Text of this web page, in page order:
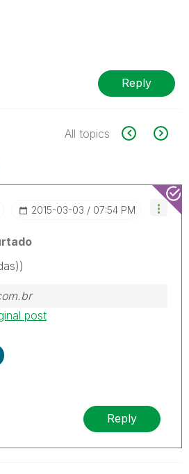
Reply
All topics
‎2015-03-03 07:54 PM
post
Reply